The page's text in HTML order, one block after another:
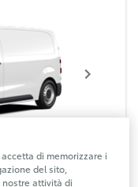
di memorizzare i
del sito,
nostre attività di